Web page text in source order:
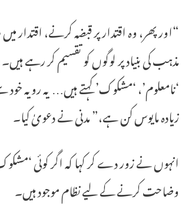
“اور پھر، وہ اقتدار پر قبضہ کرنے، اقتدار
مذہب کی بنیاد پر لوگوں کو تقسیم کر رہے ہیں۔
‘نامعلوم’، ‘مشکوک’ کہتے ہیں… یہ رویہ
زیادہ مایوس کن ہے،” مدنی نے دعویٰ کیا۔
انہوں نے زور دے کر کہا کہ اگر کوئی
وضاحت کرنے کے لیے نظام موجود ہیں۔